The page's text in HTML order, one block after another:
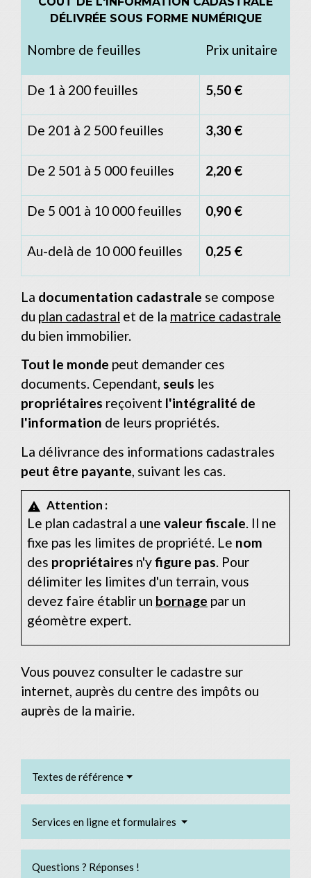
DÉLIVRÉE SOUS FORME NUMÉRIQUE
Nombre de feuilles Prix unitaire
De 1 à 200 feuilles 5,50 €
De 201 à 2 500 feuilles 3,30 €
De 2 501 à 5 000 feuilles 2,20 €
De 5 001 à 10 000 feuilles 0,90 €
Au-delà de 10 000 feuilles 0,25 €
La documentation cadastrale se compose
du plan cadastral et de la matrice cadastrale
du bien immobilier.
Tout le monde peut demander ces
documents. Cependant, seuls les
propriétaires reçoivent l'intégralité de
l'information de leurs propriétés.
La délivrance des informations cadastrales
peut être payante , suivant les cas.
warning Attention :
Le plan cadastral a une valeur fiscale. Il ne
fixe pas les limites de propriété. Le nom
des propriétaires n'yfigure pas. Pour
délimiter les limites d'un terrain, vous
devez faire établir un bornage par un
géomètre expert.
Vous pouvez consulter le cadastre sur
internet, auprès du centre des impôts ou
auprès de la mairie.
Textes de référence
Services en ligne et formulaires
Questions ? Réponses !